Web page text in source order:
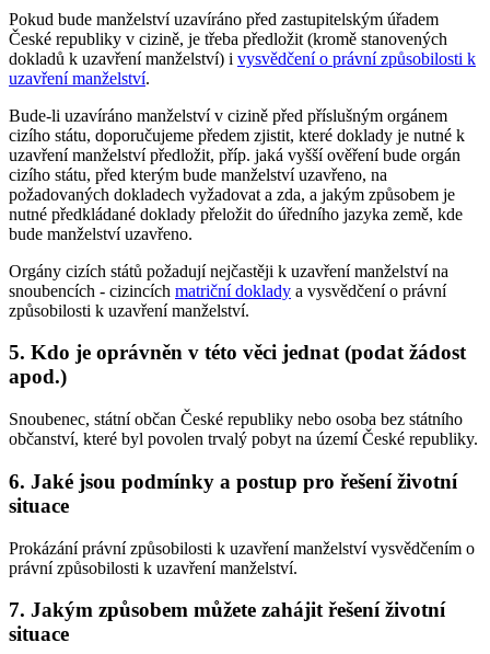
Pokud bude manželství uzavíráno před zastupitelským úřadem
České republiky v cizině, je třeba předložit (kromě stanovených
dokladů k uzavření manželství) i vysvědčení o právní způsobilosti k
uzavření manželství.
Bude-li uzavíráno manželství v cizině před příslušným orgánem
cizího státu, doporučujeme předem zjistit, které doklady je nutné k
uzavření manželství předložit, příp. jaká vyšší ověření bude orgán
cizího státu, před kterým bude manželství uzavřeno, na
požadovaných dokladech vyžadovat a zda, a jakým způsobem je
nutné předkládané doklady přeložit do úředního jazyka země, kde
bude manželství uzavřeno.
Orgány cizích států požadují nejčastěji k uzavření manželství na
snoubencích - cizincích matriční doklady a vysvědčení o právní
způsobilosti k uzavření manželství.
5. Kdo je oprávněn v této věci jednat (podat žádost
apod.)
Snoubenec, státní občan České republiky nebo osoba bez státního
občanství, které byl povolen trvalý pobyt na území České republiky.
6. Jaké jsou podmínky a postup pro řešení životní
situace
Prokázání právní způsobilosti k uzavření manželství vysvědčením o
právní způsobilosti k uzavření manželství.
7. Jakým způsobem můžete zahájit řešení životní
situace